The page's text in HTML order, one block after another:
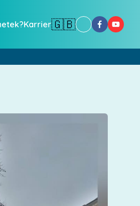
Karrier🇬🇧